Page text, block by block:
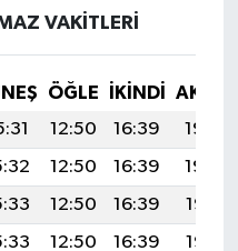
VAKITLERI
ÖĞLE İKINDI
12:50 16:39
19:59
12:50 16:39
19:59
12:50 16:39
19:58
12:50 16:39
19:57